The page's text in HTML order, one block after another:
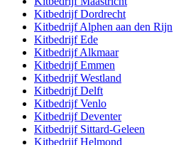
KitbedrijfDordrecht
KitbedrijfAlphen aan den Rijn
KitbedrijfEde
KitbedrijfAlkmaar
KitbedrijfEmmen
KitbedrijfWestland
KitbedrijfDelft
KitbedrijfVenlo
KitbedrijfDeventer
Kitbedrijf Sittard-Geleen
KitbedrijfHelmond